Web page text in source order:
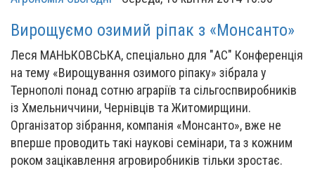
Вирощуємо озимий ріпак з «Монсанто»
Леся МАНЬКОВСЬКА, спеціально для "АС" Конференція
на тему «Вирощування озимого ріпаку» зібрала у
Тернополі понад сотню аграріїв та сільгоспвиробників
із Хмельниччини, Чернівців та Житомирщини.
Організатор зібрання, компанія «Монсанто», вже не
вперше проводить такі наукові семінари, та з кожним
роком зацікавлення агровиробників тільки зростає.